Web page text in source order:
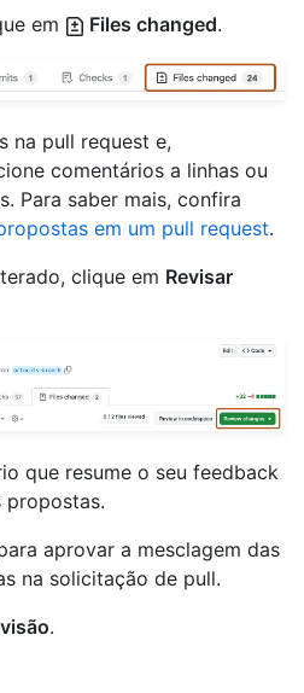
em
Files changed.
na pull request e,
comentários a linhas ou
Para saber mais, confira
em um pull request.
clique em Revisar
que resume o seu feedback
propostas.
aprovar a mesclagem das
na solicitação de pull.
.